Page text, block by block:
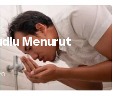
Menurut